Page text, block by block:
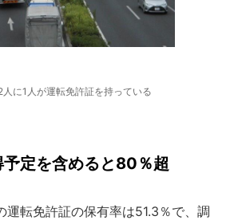
人に1人が運転免許証を持っている
定を含めると80％超
転免許証の保有率は51.3％で、調